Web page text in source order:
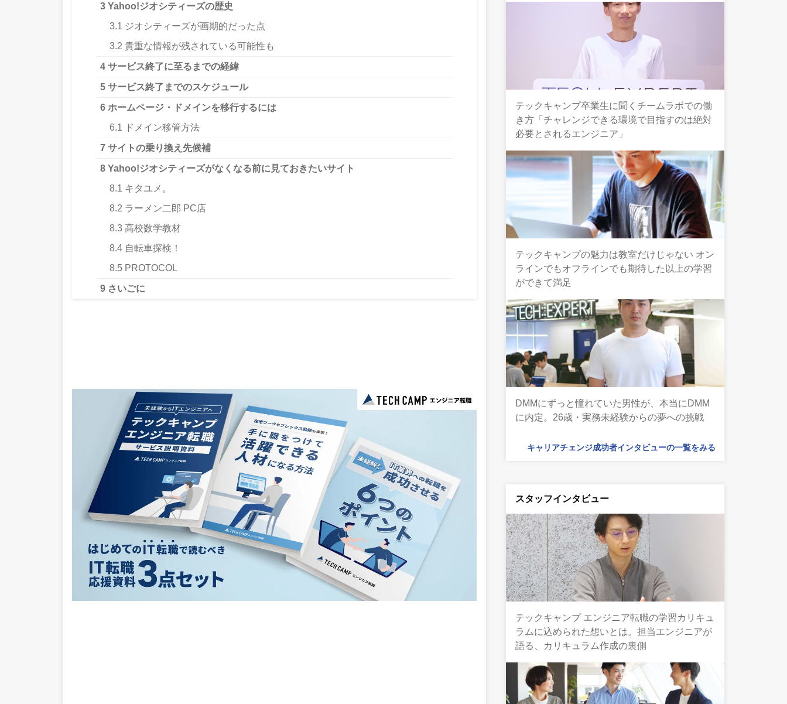
3 Yahoo!ジオシティーズの歴史
3.1 ジオシティーズが画期的だった点
3.2 貴重な情報が残されている可能性も
4 サービス終了に至るまでの経緯
5 サービス終了までのスケジュール
6 ホームページ・ドメインを移行するには
6.1 ドメイン移管方法
7 サイトの乗り換え先候補
8 Yahoo!ジオシティーズがなくなる前に見ておきたいサイト
8.1 キタユメ。
8.2 ラーメン二郎 PC店
8.3 高校数学教材
8.4 自転車探検！
8.5 PROTOCOL
9 さいごに
テックキャンプ卒業生に聞くチームラボでの働
き方「チャレンジできる環境で目指すのは絶対
必要とされるエンジニア」
テックキャンプの魅力は教室だけじゃない オン
ラインでもオフラインでも期待した以上の学習
ができて満足
DMMにずっと憧れていた男性が、本当にDMM
に内定。26歳・実務未経験からの夢への挑戦
キャリアチェンジ成功者インタビューの一覧をみる
スタッフインタビュー
テックキャンプ エンジニア転職の学習カリキュ
ラムに込められた想いとは。担当エンジニアが
語る、カリキュラム作成の裏側